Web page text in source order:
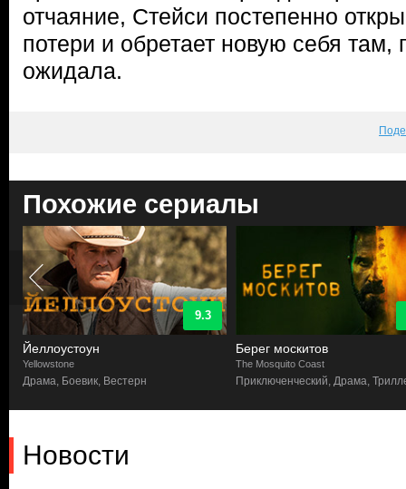
отчаяние, Стейси постепенно
потери и обретает новую себя там,
ожидала.
Похожие сериалы
9.3
Йеллоустоун
Yellowstone
Драма, Боевик, Вестерн
Берег москитов
The Mosquito Coast
Приключенческий, Драма,
Новости